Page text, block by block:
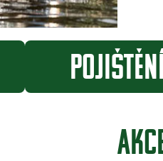
POJIŠTĚNÍ
Členství v ČMMJ